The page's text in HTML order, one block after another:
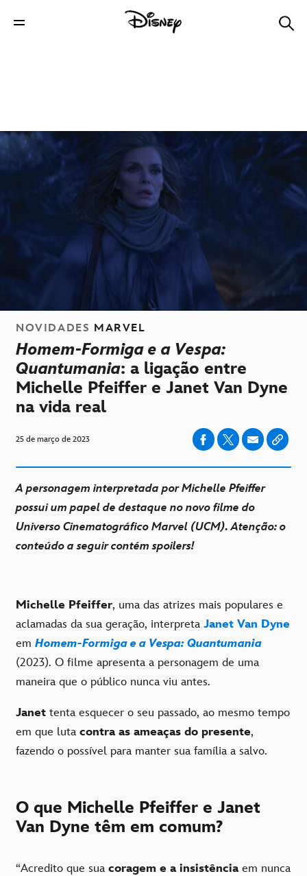
NOVIDADES MARVEL
Homem-Formiga e a Vespa:
Quantumania: a ligação entre
Michelle Pfeiffer e Janet Van Dyne
na vida real
25 de março de 2023
A personagem interpretada por Michelle Pfeiffer
possui um papel de destaque no novo filme do
Universo Cinematográfico Marvel (UCM). Atenção: o
conteúdo a seguir contém spoilers!
Michelle Pfeiffer, uma das atrizes mais populares e
aclamadas da sua geração, interpreta Janet Van Dyne
em Homem-Formiga e a Vespa: Quantumania
(2023). O filme apresenta a personagem de uma
maneira que o público nunca viu antes.
Janet tenta esquecer o seu passado, ao mesmo tempo
em que luta contra as ameaças do presente,
fazendo o possível para manter sua família a salvo.
O que Michelle Pfeiffer e Janet
Van Dyne têm em comum?
“Acredito que sua coragem e a insistênciaem nunca